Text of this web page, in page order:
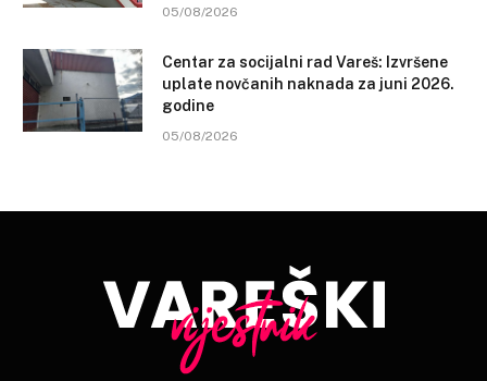
05/08/2026
Centar za socijalni rad Vareš: Izvršene
uplate novčanih naknada za juni 2026.
godine
05/08/2026